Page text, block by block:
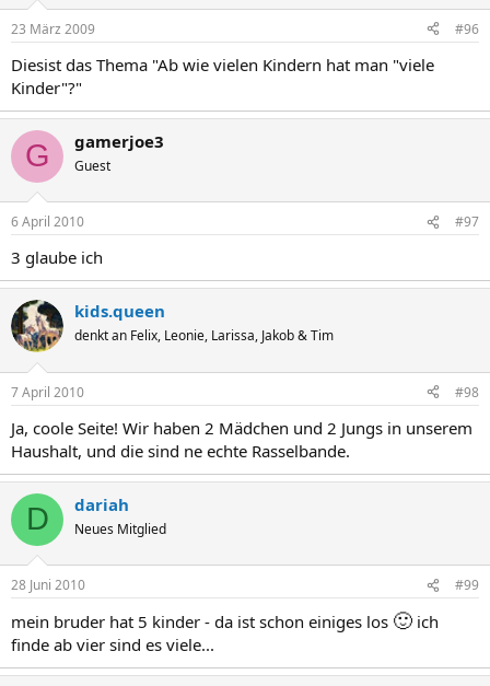
23 März 2009 #96
Diesist das Thema "Ab wie vielen Kindern hat man "viele
Kinder"?"
G gamerjoe3
Guest
6 April 2010 #97
3 glaube ich
kids.queen
denkt an Felix, Leonie, Larissa, Jakob & Tim
7 April 2010 #98
Ja, coole Seite! Wir haben 2 Mädchen und 2 Jungs in unserem
Haushalt, und die sind ne echte Rasselbande.
D dariah
Neues Mitglied
28 Juni 2010 #99
mein bruder hat 5 kinder - da ist schon einiges los 🙂 ich
finde ab vier sind es viele...